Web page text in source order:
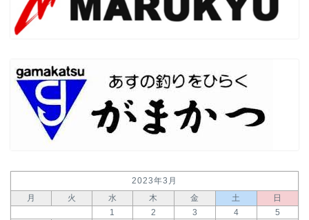
2023年3月
月
火 水 木 金 土
日
1
2 3 4
5